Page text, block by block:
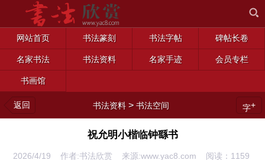
网站首页 书法篆刻 书法字帖 碑帖长卷
名家书法 书法资料 名家手迹 会员专栏
书画馆
返回 书法资料 >书法空间 字+
祝允明小楷临钟繇书
2026/4/19 作者:书法欣赏 来源:www.yac8.com 阅读： 1159